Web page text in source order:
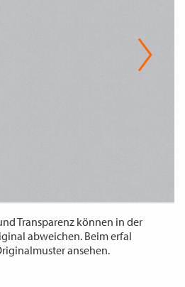
Transparenz können in der
abweichen. Beim erfal
ansehen.